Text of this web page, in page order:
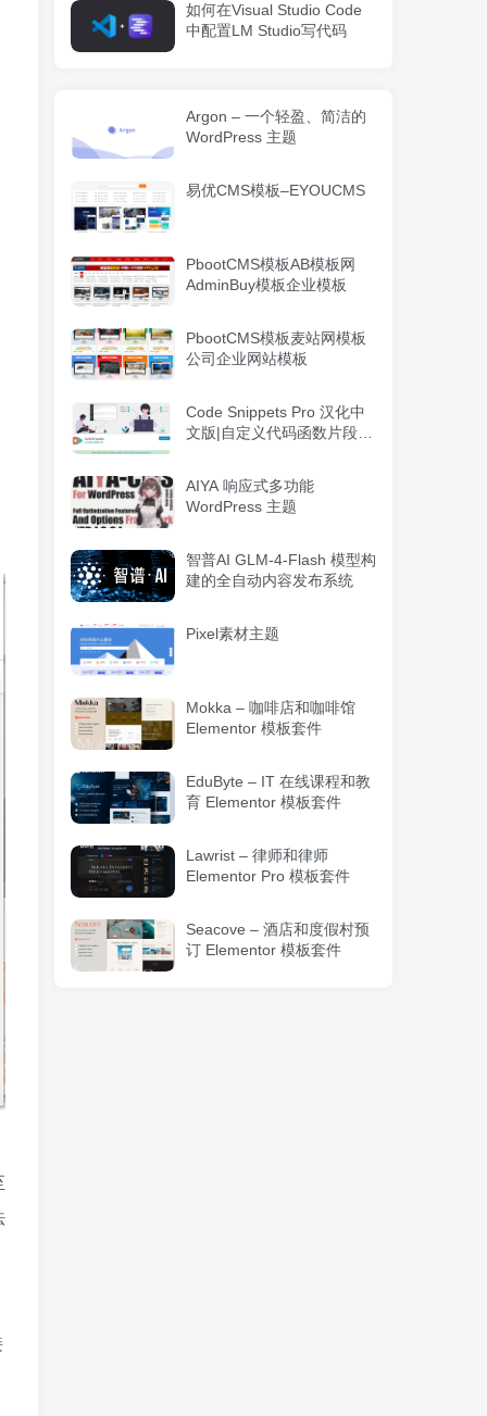
如何在Visual Studio Code
中配置LM Studio写代码
Argon – 一个轻盈、简洁的
WordPress 主题
易优CMS模板–EYOUCMS
PbootCMS模板AB模板网
AdminBuy模板企业模板
PbootCMS模板麦站网模板
公司企业网站模板
Code Snippets Pro 汉化中
文版|自定义代码函数片段管
AIYA 响应式多功能
WordPress 主题
智普AI GLM-4-Flash 模型构
建的全自动内容发布系统
Pixel素材主题
Mokka – 咖啡店和咖啡馆
Elementor 模板套件
EduByte – IT 在线课程和教
育 Elementor 模板套件
Lawrist – 律师和律师
Elementor Pro 模板套件
Seacove – 酒店和度假村预
订 Elementor 模板套件